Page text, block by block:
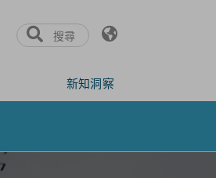
搜尋
新知洞察